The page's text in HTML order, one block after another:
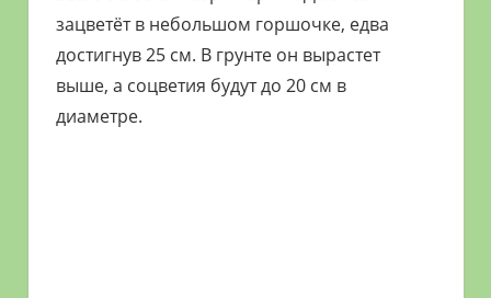
зацветёт в небольшом горшочке, едва
достигнув 25 см. В грунте он вырастет
выше, а соцветия будут до 20 см в
диаметре.